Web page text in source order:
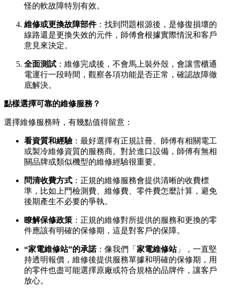
怪的軟故障特別有效。
維修或更換故障部件：找到問題根源後，是修復損壞的
線路還是更換失效的元件，師傅會根據實際情況和客戶
意見來決定。
全面測試 ：維修完成後，不會馬上裝外殼，會讓雪櫃通
電運行一段時間，觀察各項功能是否正常，確認故障徹
底解決。
點樣選擇可靠的維修服務？
選擇維修服務時，有幾點值得留意：
看資質和經驗：最好選擇有正規註冊、師傅有相關電工
或製冷維修資質的服務商。對於進口設備，師傅有無相
關品牌或類似機型的維修經驗很重要。
問清收費方式 ：正規的維修服務會提供清晰的收費標
準，比如上門檢測費、維修費、零件費怎麼計算，避免
後期產生不必要的爭執。
瞭解保修政策 ：正規的維修對所提供的服務和更換的零
件應該有明確的保修期，這是對客戶的保障。
“家電維修站”的承諾：像我們「 家電維修站」，一直堅
持透明報價，維修後提供服務單據和明確的保修期，用
的零件也盡可能選擇原廠或符合規格的品牌件，讓客戶
放心。